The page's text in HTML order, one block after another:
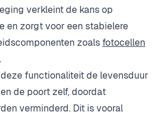
verkleint de kans op
en zorgt voor een stabielere
zoals fotocellen
functionaliteit de levensduur
de poort zelf, doordat
verminderd. Dit is vooral